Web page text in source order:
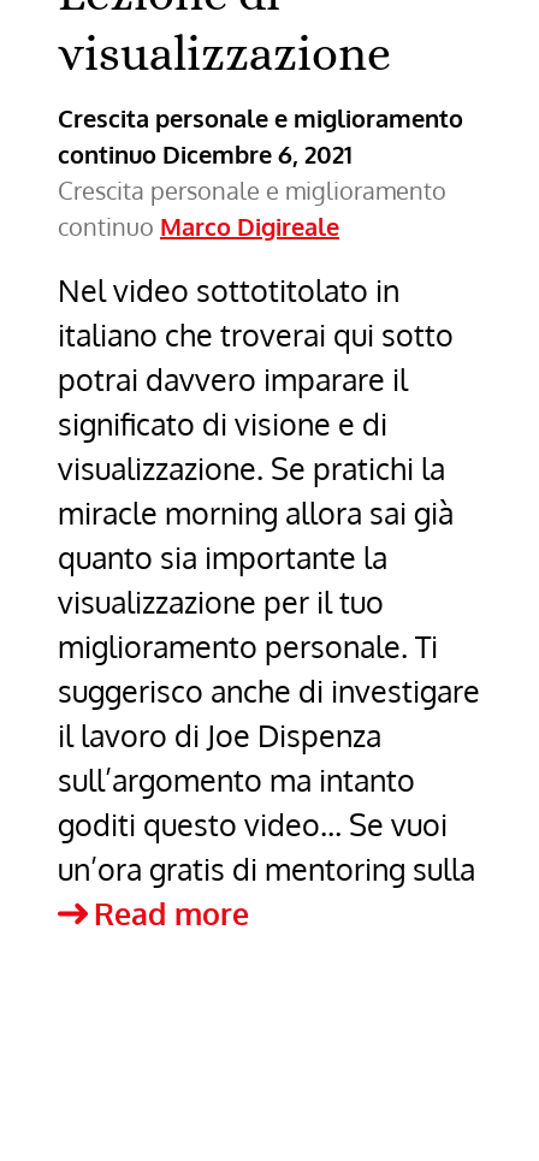
visualizzazione
Crescita personale e miglioramento
continuo Dicembre 6, 2021
Crescita personale e miglioramento
continuo Marco Digireale
Nel video sottotitolato in
italiano che troverai qui sotto
potrai davvero imparare il
significato di visione e di
visualizzazione. Se pratichi la
miracle morning allora sai già
quanto sia importante la
visualizzazione per il tuo
miglioramento personale. Ti
suggerisco anche di investigare
il lavoro di Joe Dispenza
sull’argomento ma intanto
goditi questo video… Se vuoi
un’ora gratis di mentoring sulla
Read moreLezione